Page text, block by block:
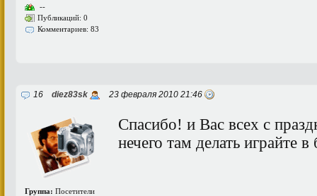
--
Публикаций: 0
Комментариев: 83
16 diez83sk 23 февраля 2010 21:46
Группа: Посетители
Спасибо! и Вас всех с
нечего там делать играйте